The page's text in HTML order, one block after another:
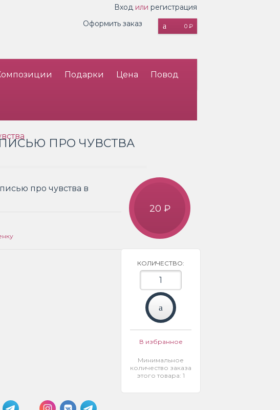
Вход или регистрация
0 ₽
Оформить заказ
Подарки Цена Повод
ПРО ЧУВСТВА
про чувства в
20 ₽
КОЛИЧЕСТВО:
В избранное
Минимальное
количество заказа
этого товара: 1